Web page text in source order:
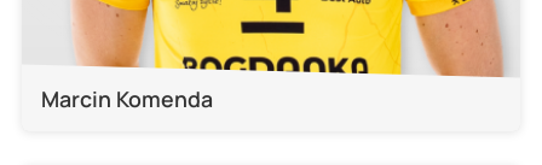
Marcin Komenda